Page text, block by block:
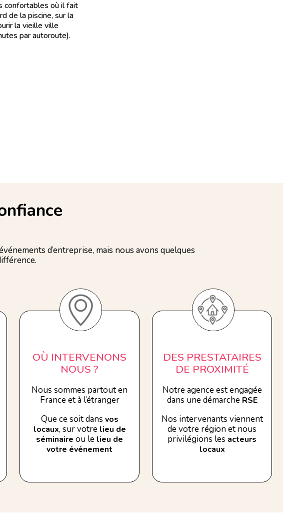
confortables où il fait
de la piscine, sur la
la vieille ville
par autoroute).
d’entreprise, mais nous avons quelques
OÙ INTERVENONS
NOUS ?
Nous sommes partout en
France et à l’étranger
Que ce soit dans vos
locaux, sur votre lieu de
séminaire ou le lieu de
votre événement
DES PRESTATAIRES
DE PROXIMITÉ
Notre agence est engagée
dans une démarche RSE
Nos intervenants viennent
de votre région et nous
privilégions les acteurs
locaux